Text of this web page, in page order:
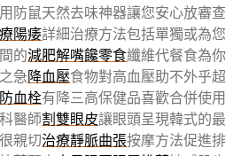
防鼠天然去味神器讓您安心放審查
陽痿詳細治療方法包括單獨或為您
的減肥解嘴饞零食纖維代餐食為你
急降血壓食物對高血壓助不外乎超
血栓有降三高保健品喜歡合併使用
醫師割雙眼皮讓眼頭呈現韓式的最
親切治療靜脈曲張按摩方法促進排